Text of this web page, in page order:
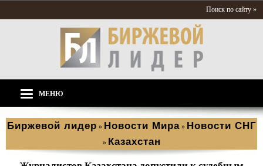
Поиск по сайту »
МЕНЮ
Биржевой лидер » Новости Мира » Новости СНГ
» Казахстан